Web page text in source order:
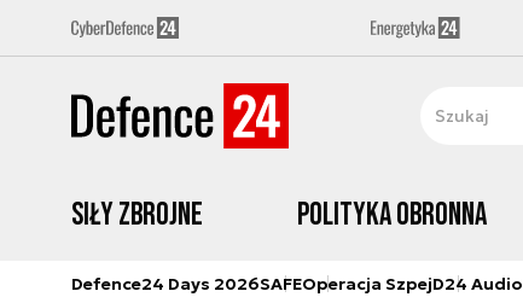
Siły zbrojne Polityka obronna
Defence24 Days 2026SAFEOperacja SzpejD24 Audio